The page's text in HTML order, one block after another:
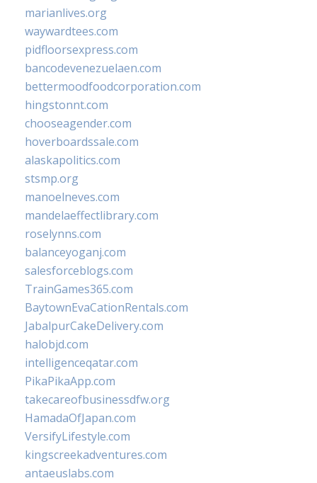
marianlives.org
waywardtees.com
pidfloorsexpress.com
bancodevenezuelaen.com
bettermoodfoodcorporation.com
hingstonnt.com
chooseagender.com
hoverboardssale.com
alaskapolitics.com
stsmp.org
manoelneves.com
mandelaeffectlibrary.com
roselynns.com
balanceyoganj.com
salesforceblogs.com
TrainGames365.com
BaytownEvaCationRentals.com
JabalpurCakeDelivery.com
halobjd.com
intelligenceqatar.com
PikaPikaApp.com
takecareofbusinessdfw.org
HamadaOfJapan.com
VersifyLifestyle.com
kingscreekadventures.com
antaeuslabs.com